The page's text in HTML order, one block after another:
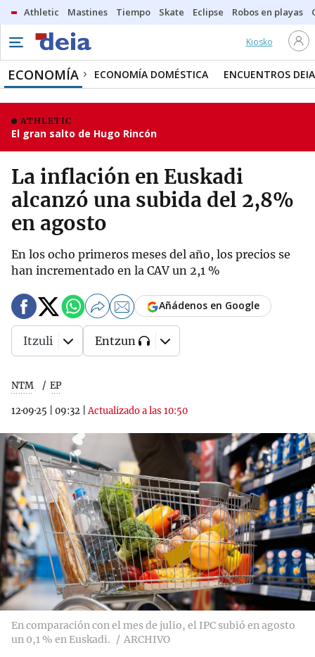
Athletic Mastines Tiempo Skate Eclipse Robos en playas
Kiosko
ECONOMÍA ECONOMÍA DOMÉSTICA ENCUENTROS DEIA
ATHLETIC
El gran salto de Hugo Rincón
La inflación en Euskadi
alcanzó una subida del 2,8%
en agosto
En los ocho primeros meses del año, los precios se
han incrementado en la CAV un 2,1 %
NTM EP
12·09·25 09:32 |Actualizado a las 10:50
Añádenos en Google
Itzuli Entzun
En comparación con el mes de julio, el IPC subió en agosto
un 0,1 % en Euskadi.
ARCHIVO